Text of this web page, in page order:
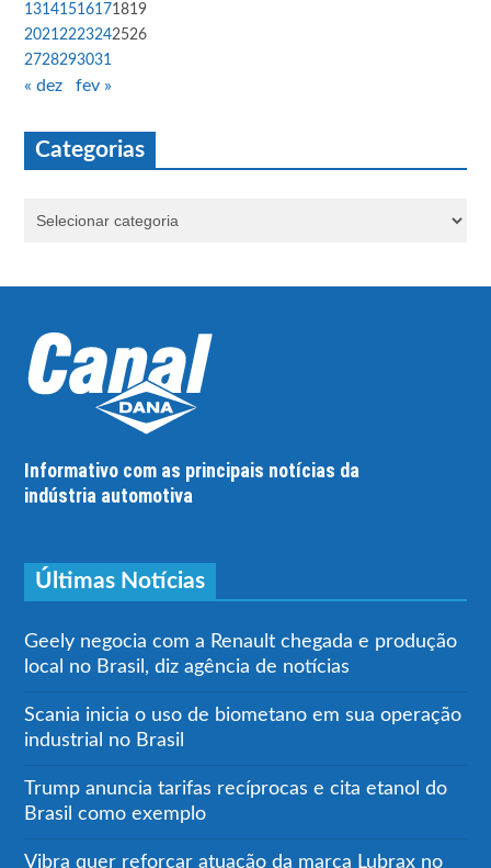
13141516171819
2021 2223242526
2728293031
« dez fev »
Categorias
Informativo com as principais notícias da
indústria automotiva
Últimas Notícias
Geely negocia com a Renault chegada e produção
local no Brasil, diz agência de notícias
Scania inicia o uso de biometano em sua operação
industrial no Brasil
Trump anuncia tarifas recíprocas e cita etanol do
Brasil como exemplo
Vibra quer reforçar atuação da marca Lubrax no